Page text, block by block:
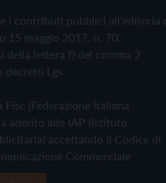
i contributi pubblici all'editoria
15 maggio 2017, n. 70.
della lettera f) del comma 2
Lgs.
(Federazione Italiana
aderito allo IAP (Istituto
accettando il Codice di
Commerciale